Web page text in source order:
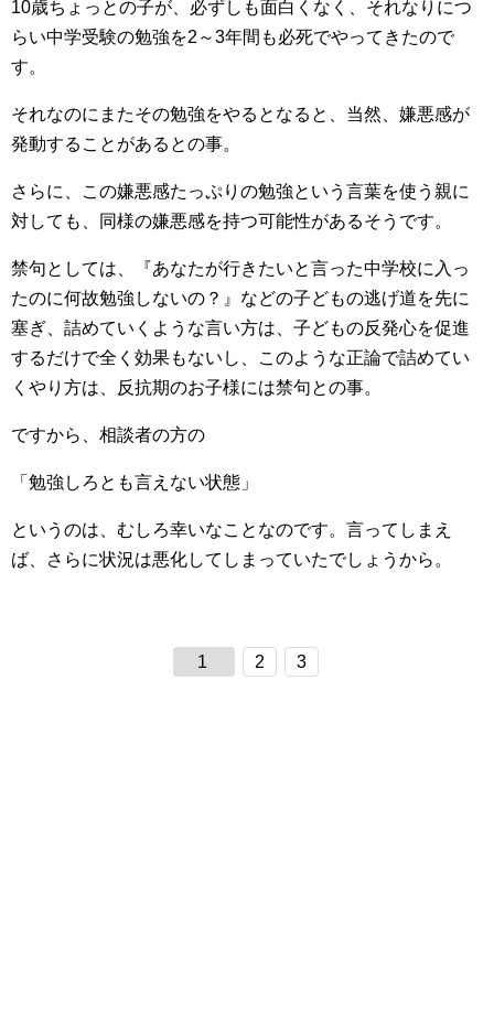
10歳ちょっとの子が、必ずしも面白くなく、それなりにつ
らい中学受験の勉強を2～3年間も必死でやってきたので
す。
それなのにまたその勉強をやるとなると、当然、嫌悪感が
発動することがあるとの事。
さらに、この嫌悪感たっぷりの勉強という言葉を使う親に
対しても、同様の嫌悪感を持つ可能性があるそうです。
禁句としては、『あなたが行きたいと言った中学校に入っ
たのに何故勉強しないの？』などの子どもの逃げ道を先に
塞ぎ、詰めていくような言い方は、子どもの反発心を促進
するだけで全く効果もないし、このような正論で詰めてい
くやり方は、反抗期のお子様には禁句との事。
ですから、相談者の方の
「勉強しろとも言えない状態」
というのは、むしろ幸いなことなのです。言ってしまえ
ば、さらに状況は悪化してしまっていたでしょうから。
1 2 3